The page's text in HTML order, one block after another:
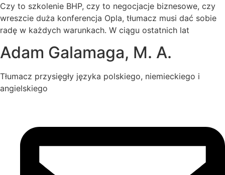
Czy to szkolenie BHP, czy to negocjacje biznesowe, czy
wreszcie duża konferencja Opla, tłumacz musi dać sobie
radę w każdych warunkach. W ciągu ostatnich lat
Adam Galamaga, M. A.
Tłumacz przysięgły języka polskiego, niemieckiego i
angielskiego